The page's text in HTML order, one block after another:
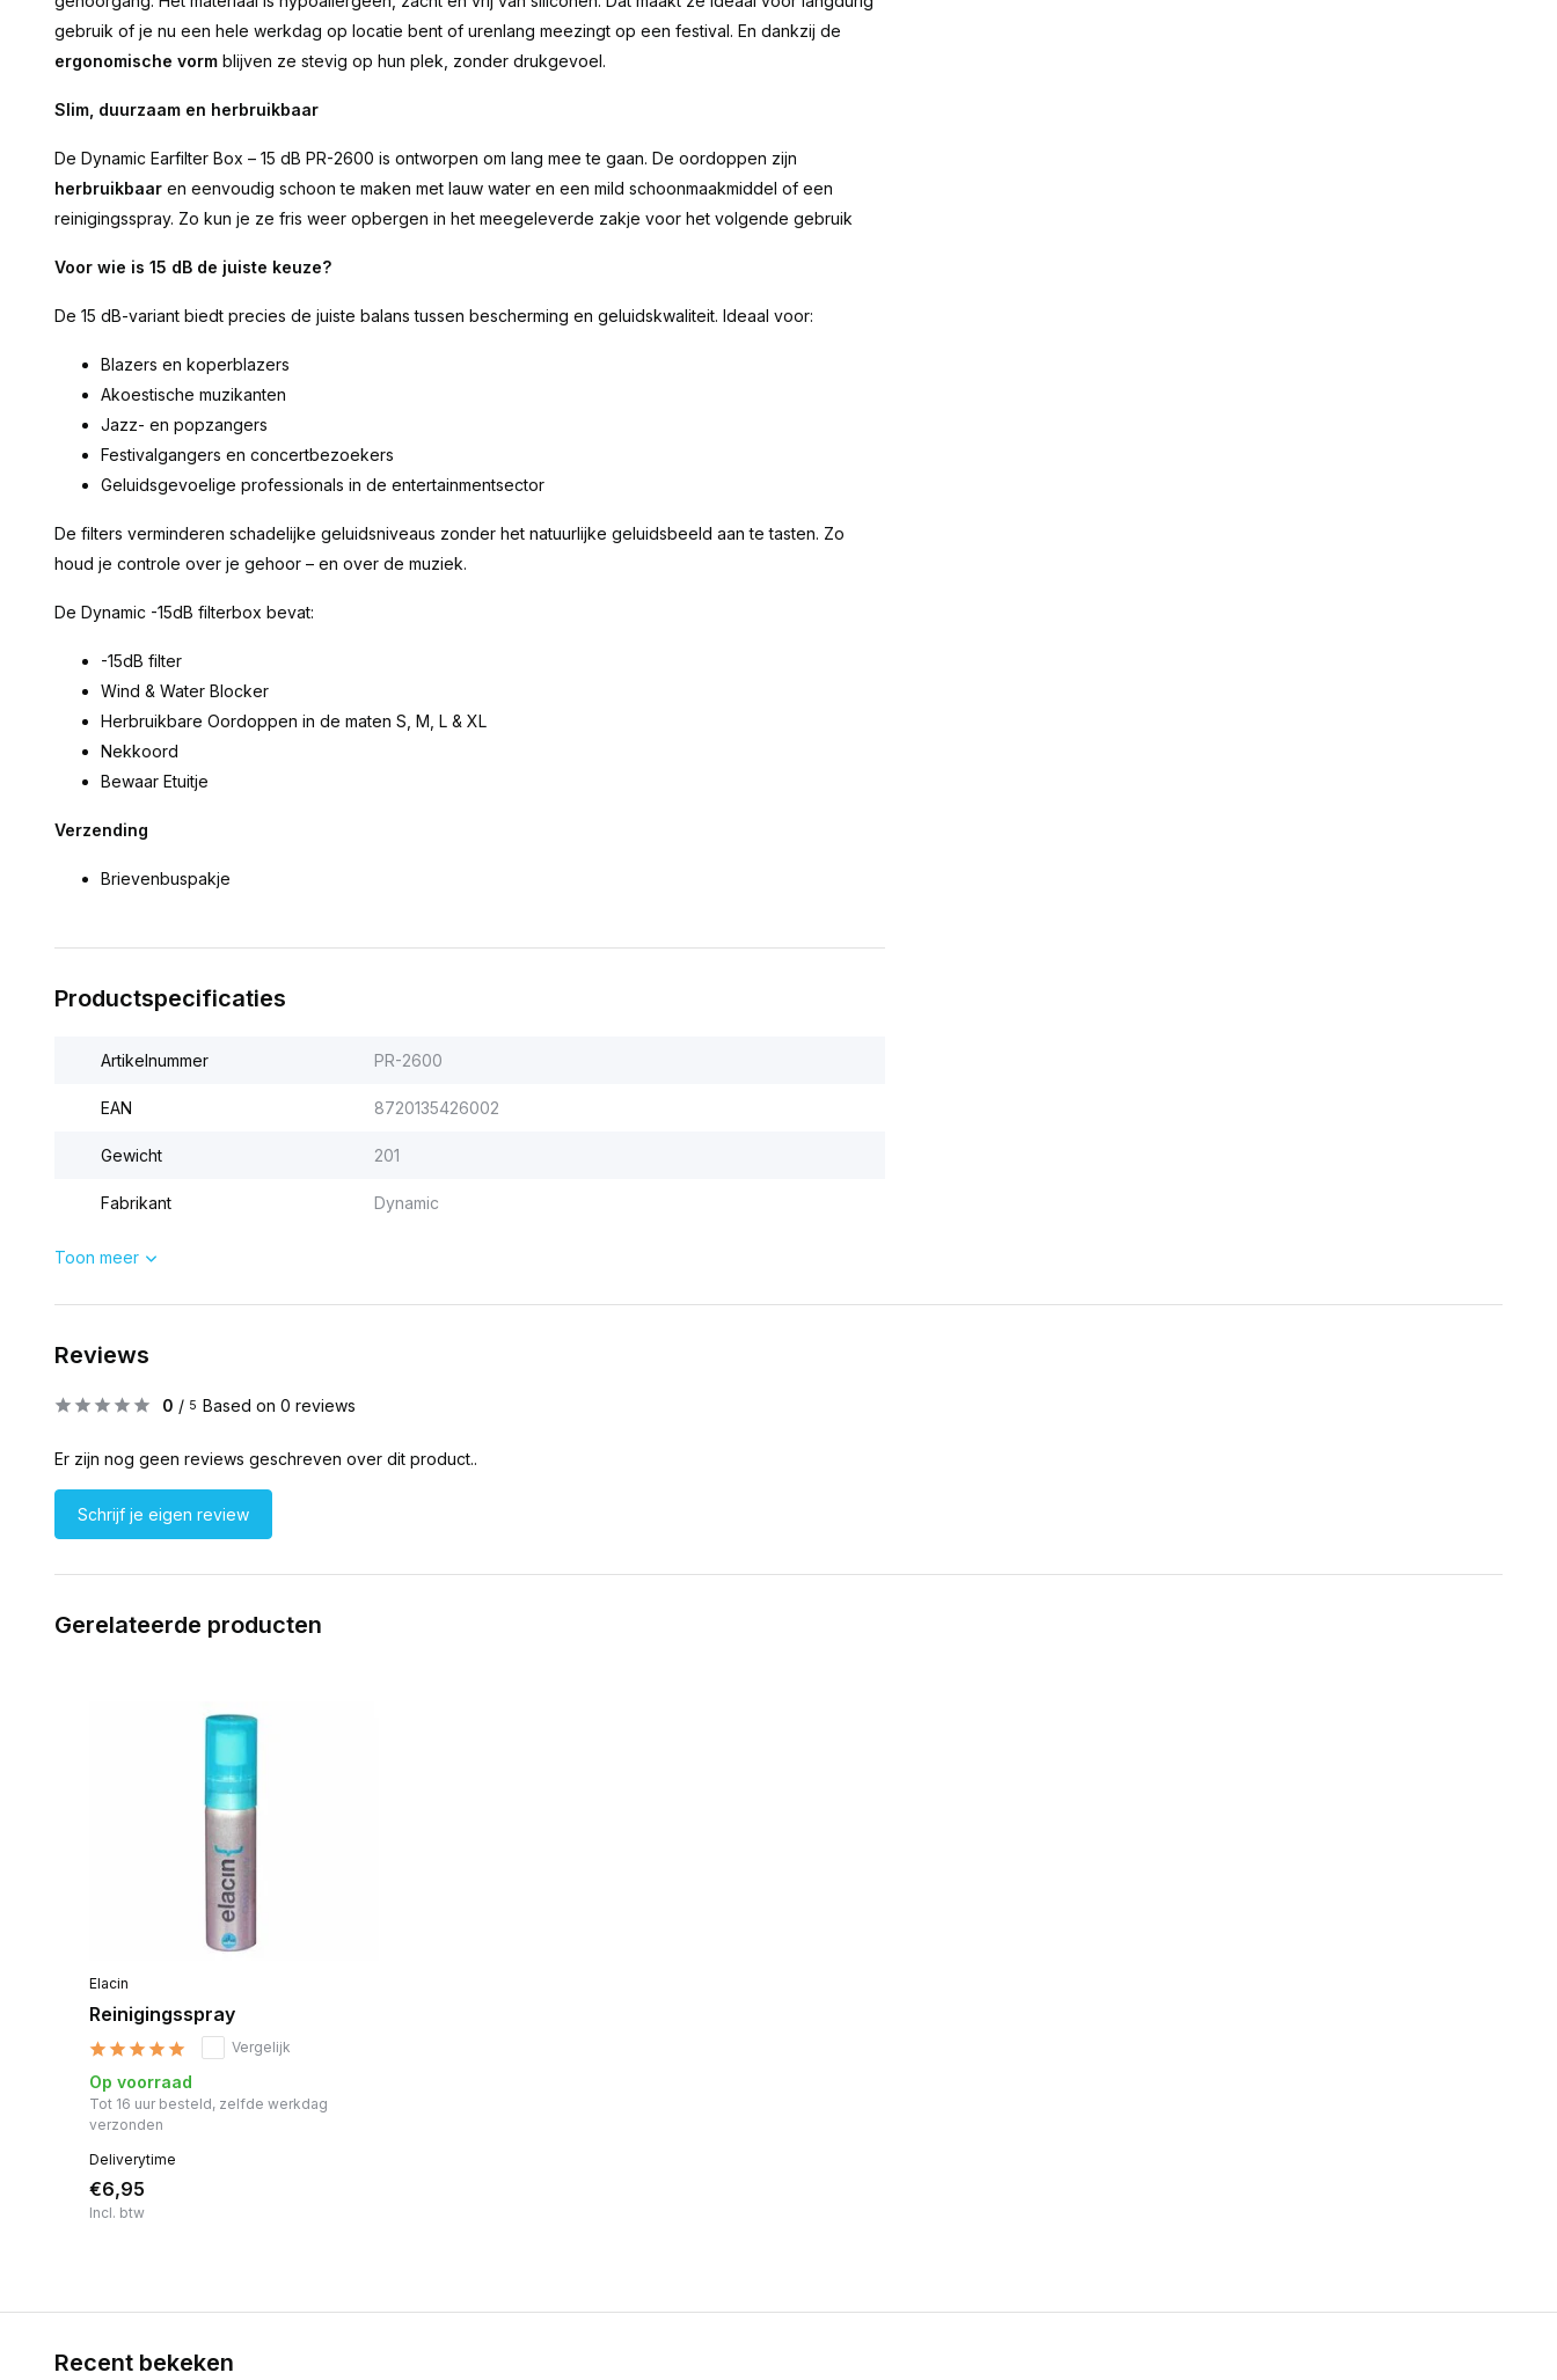
gebruik of je nu een hele werkdag op locatie bent of urenlang meezingt op een festival. En dankzij de
ergonomische vorm blijven ze stevig op hun plek, zonder drukgevoel.
Slim, duurzaam en herbruikbaar
De Dynamic Earfilter Box – 15 dB PR-2600 is ontworpen om lang mee te gaan. De oordoppen zijn
herbruikbaar en eenvoudig schoon te maken met lauw water en een mild schoonmaakmiddel of een
reinigingsspray. Zo kun je ze fris weer opbergen in het meegeleverde zakje voor het volgende gebruik
Voor wie is 15 dB de juiste keuze?
De 15 dB-variant biedt precies de juiste balans tussen bescherming en geluidskwaliteit. Ideaal voor:
Blazers en koperblazers
Akoestische muzikanten
Jazz- en popzangers
Festivalgangers en concertbezoekers
Geluidsgevoelige professionals in de entertainmentsector
De filters verminderen schadelijke geluidsniveaus zonder het natuurlijke geluidsbeeld aan te tasten. Zo
houd je controle over je gehoor – en over de muziek.
De Dynamic -15dB filterbox bevat:
-15dB filter
Wind & Water Blocker
Herbruikbare Oordoppen in de maten S, M, L & XL
Nekkoord
Bewaar Etuitje
Verzending
Brievenbuspakje
Productspecificaties
Artikelnummer PR-2600
EAN 8720135426002
Gewicht 201
Fabrikant Dynamic
Toon meer
Reviews
0 / 5 Based on 0 reviews
Er zijn nog geen reviews geschreven over dit product..
Schrijf je eigen review
Gerelateerde producten
Elacin
Reinigingsspray
Vergelijk
Op voorraad
Tot 16 uur besteld, zelfde werkdag
verzonden
Deliverytime
€6,95
Incl. btw
Recent bekeken